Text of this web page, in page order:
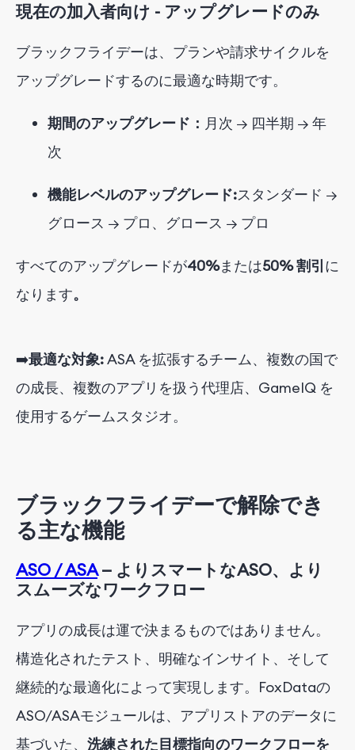
現在の加入者向け - アップグレードのみ
ブラックフライデーは、プランや請求サイクルを
アップグレードするのに最適な時期です。
期間のアップグレード： 月次 → 四半期 → 年
次
機能レベルのアップグレード:スタンダード →
グロース → プロ、グロース → プロ
すべてのアップグレードが40%または50% 割引に
なります。
➡️最適な対象:ASA を拡張するチーム、複数の国で
の成長、複数のアプリを扱う代理店、GameIQ を
使用するゲームスタジオ。
ブラックフライデーで解除でき
る主な機能
ASO / ASA — よりスマートなASO、より
スムーズなワークフロー
アプリの成長は運で決まるものではありません。
構造化されたテスト、明確なインサイト、そして
継続的な最適化によって実現します。FoxDataの
ASO/ASAモジュールは、 アプリストアのデータに
基づいた、 洗練された目標指向のワークフローを